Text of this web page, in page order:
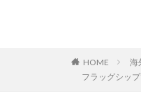
HOME 海
フラッグシッ